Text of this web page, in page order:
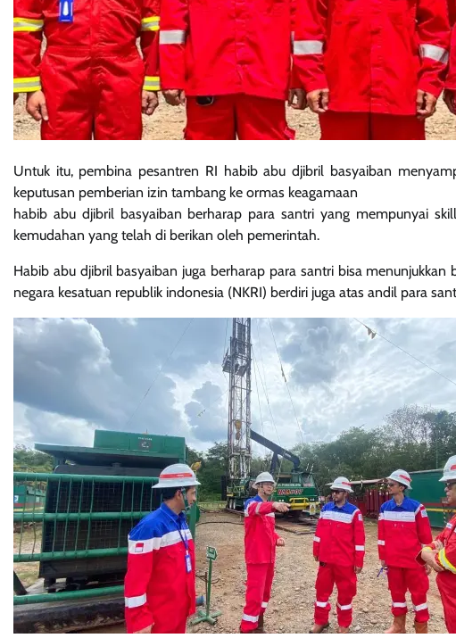
Untuk itu, pembina pesantren RI habib abu djibril basyaiban
keputusan pemberian izin tambang ke ormas keagamaan
habib abu djibril basyaiban berharap para santri yang mempunyai
kemudahan yang telah di berikan oleh pemerintah.
Habib abu djibril basyaiban juga berharap para santri bisa
negara kesatuan republik indonesia (NKRI) berdiri juga atas andil para